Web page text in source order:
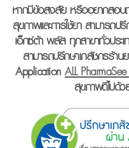
หากมีข้อสงสัย หรืออยากสอบถ
สุขภาพและการใช้ยา สามารถป
เอ็กซ์ต้า พลัส ทุกสาขาทั่วประ
สามารถปรึกษาเภสัชกรร้า
ApplicationALL
สุขภาพดีไปด้ว